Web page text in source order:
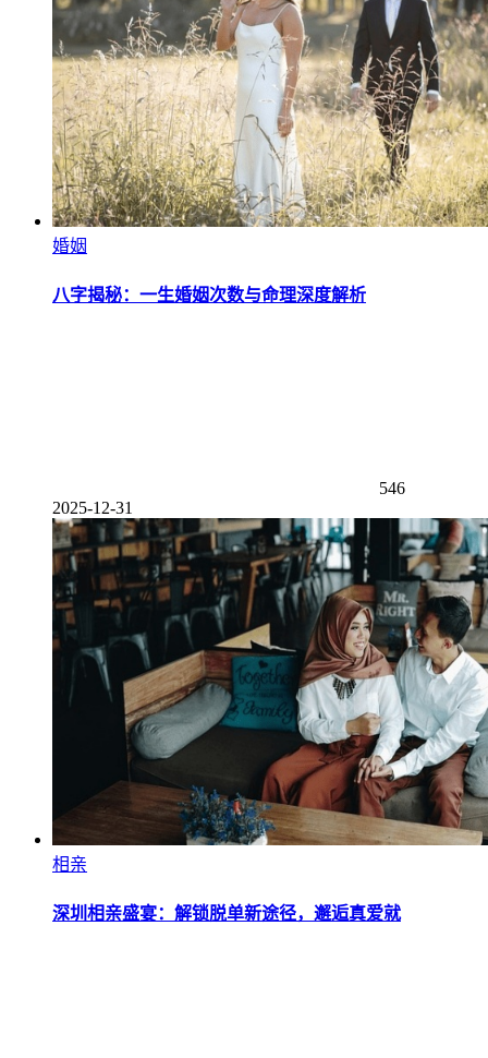
婚姻
八字揭秘：一生婚姻次数与命理深度解析
546
2025-12-31
相亲
深圳相亲盛宴：解锁脱单新途径，邂逅真爱就